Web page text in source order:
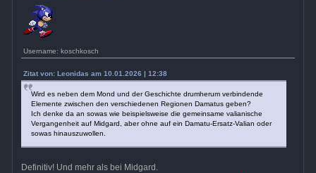
Username: koschkosch
Zitat von: Leonidas am 10.01.2026 | 12:38
Wird es neben dem Mond und der Geschichte drumherum verbindende
Elemente zwischen den verschiedenen Regionen Damatus geben?
Ich denke da an sowas wie beispielsweise die gemeinsame valianische
Vergangenheit auf Midgard, aber ohne auf ein Damatu-Ersatz-Valian oder
sowas hinauszuwollen.
Definitiv! Und mehr als bei Midgard.